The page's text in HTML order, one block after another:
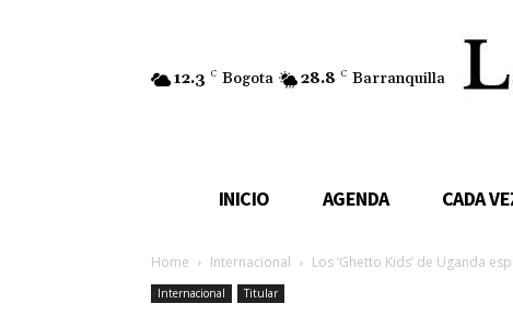
12.3 C Bogota 28.8 C Barranquilla
INICIO AGENDA CADA
Home Internacional Los ‘Ghetto Kids’ de Uganda
Internacional Titular